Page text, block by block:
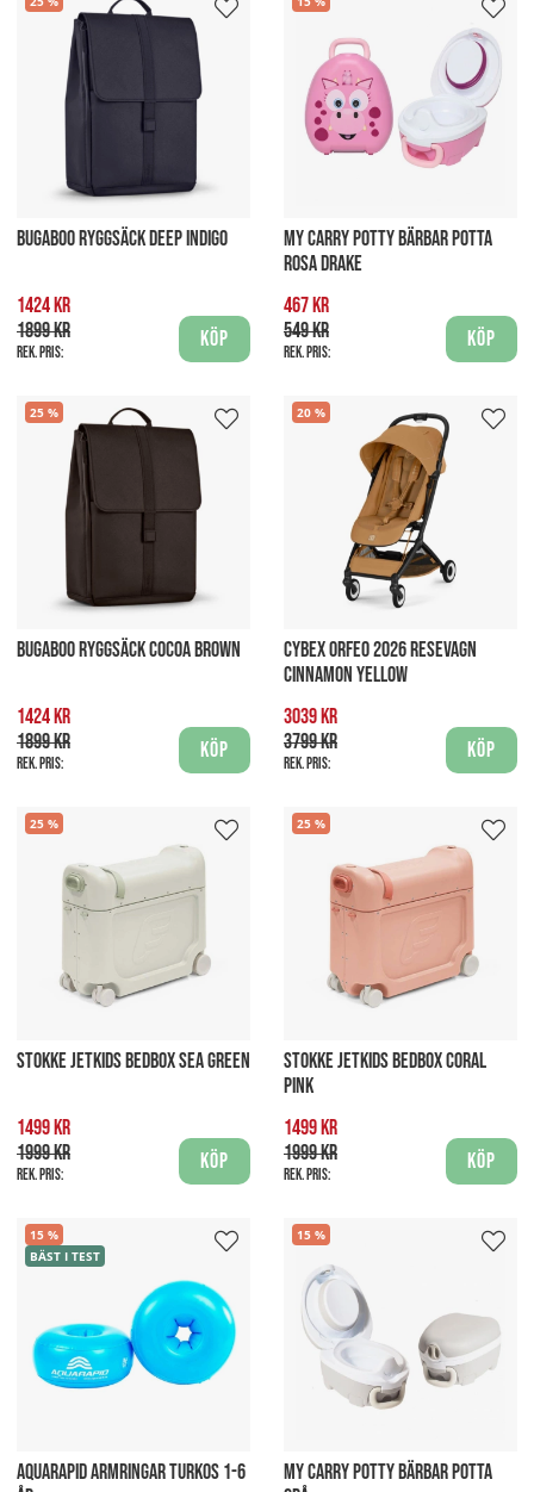
BUGABOO RYGGSÄCK DEEP INDIGO
1424 kr
1899 kr
Rek. pris:
Köp
MY CARRY POTTY BÄRBAR POTTA
ROSA DRAKE
467 kr
549 kr
Rek. pris:
Köp
25
BUGABOO RYGGSÄCK COCOA BROWN
1424 kr
1899 kr
Rek. pris:
Köp
20
CYBEX ORFEO 2026 RESEVAGN
CINNAMON YELLOW
3039 kr
3799 kr
Rek. pris:
Köp
25
STOKKE JETKIDS BEDBOX SEA GREEN
1499 kr
1999 kr
Rek. pris:
Köp
25
STOKKE JETKIDS BEDBOX CORAL
PINK
1499 kr
1999 kr
Rek. pris:
Köp
15
BÄST I TEST
AQUARAPID ARMRINGAR TURKOS 1-6
15
MY CARRY POTTY BÄRBAR POTTA